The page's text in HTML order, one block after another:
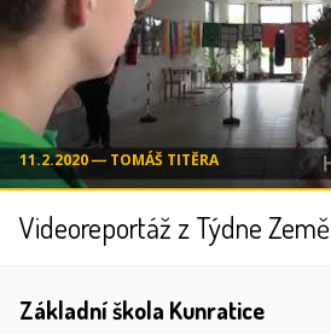
11.2.2020 ― TOMÁŠ TITĚRA
Videoreportáž z Týdne Země
Základní škola Kunratice